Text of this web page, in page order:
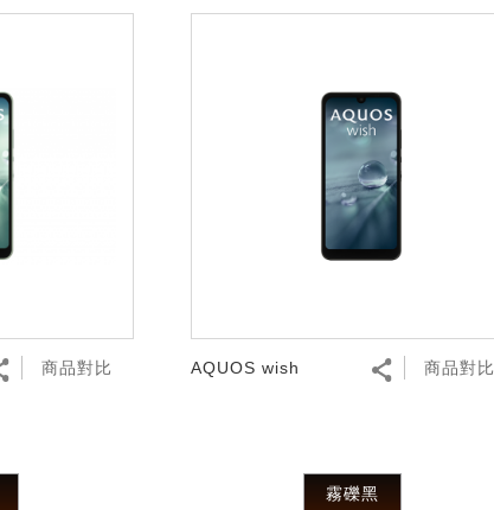
商品對比 AQUOS wish 商品對比
霧礫黑